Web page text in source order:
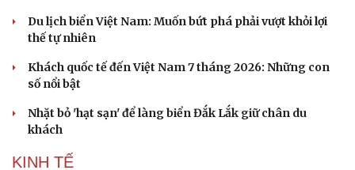
Du lịch biển Việt Nam: Muốn bứt phá phải vượt khỏi lợi
thế tự nhiên
Khách quốc tế đến Việt Nam 7 tháng 2026: Những con
số nổi bật
Nhặt bỏ 'hạt sạn' để làng biển Đắk Lắk giữ chân du
khách
KINH TẾ